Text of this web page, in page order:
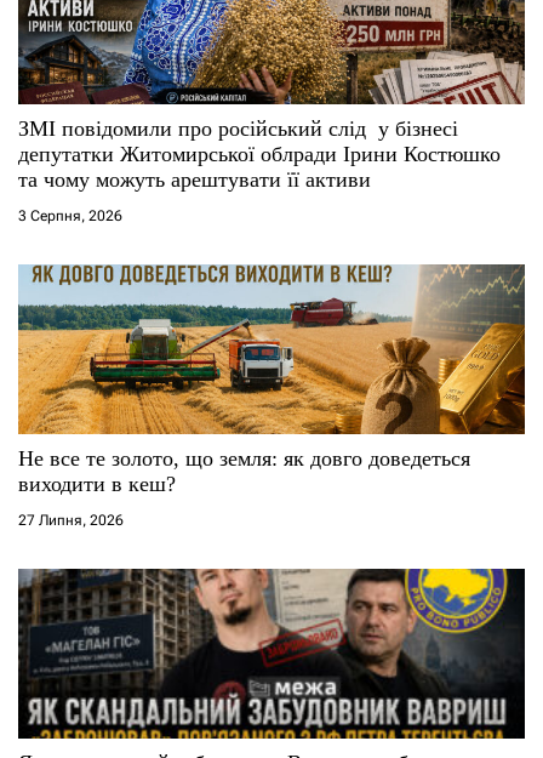
ЗМІ повідомили про російський слід у бізнесі
депутатки Житомирської облради Ірини Костюшко
та чому можуть арештувати її активи
3 Серпня, 2026
Не все те золото, що земля: як довго доведеться
виходити в кеш?
27 Липня, 2026